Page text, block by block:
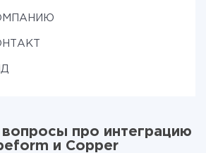
про интеграцию
и Copper